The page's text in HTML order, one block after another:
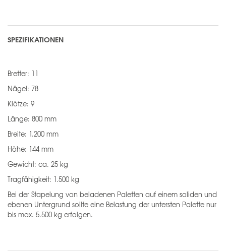
SPEZIFIKATIONEN
Bretter: 11
Nägel: 78
Klötze: 9
Länge: 800 mm
Breite: 1.200 mm
Höhe: 144 mm
Gewicht: ca. 25 kg
Tragfähigkeit: 1.500 kg
Bei der Stapelung von beladenen Paletten auf einem soliden und
ebenen Untergrund sollte eine Belastung der untersten Palette nur
bis max. 5.500 kg erfolgen.